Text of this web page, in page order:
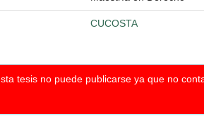
CUCOSTA
tesis no puede publicarse ya que no